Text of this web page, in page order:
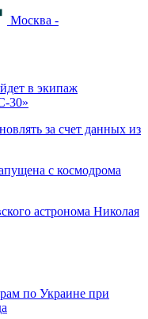
Москва -
в экипаж
30»
за счет данных из
с космодрома
астронома Николая
по Украине при